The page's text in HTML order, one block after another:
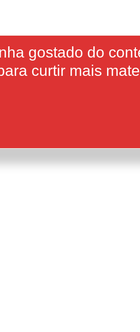
gostado do
curtir mais